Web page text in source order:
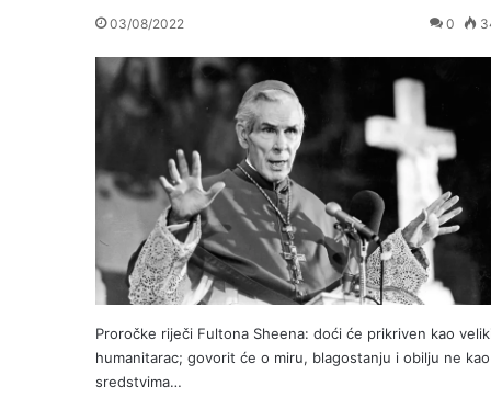
03/08/2022 0
Proročke riječi Fultona Sheena: doći će prikriven kao
humanitarac; govorit će o miru, blagostanju i obilju ne kao
sredstvima…